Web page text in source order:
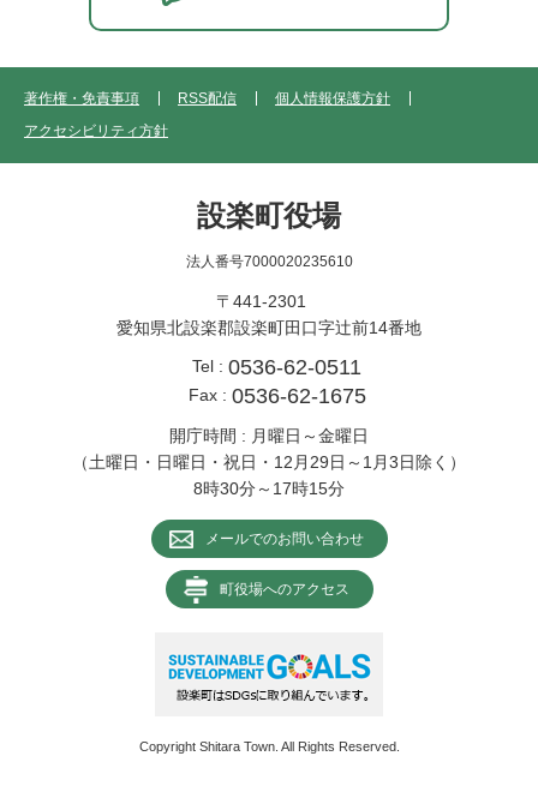
著作権・免責事項 RSS配信
個人情報保護方針
アクセシビリティ方針
設楽町役場
法人番号7000020235610
〒441-2301
愛知県北設楽郡設楽町田口字辻前14番地
Tel : 0536-62-0511
Fax : 0536-62-1675
開庁時間 : 月曜日～金曜日
（土曜日・日曜日・祝日・12月29日～1月3日除く）
8時30分～17時15分
メールでのお問い合わせ
町役場へのアクセス
Copyright Shitara Town. All Rights Reserved.